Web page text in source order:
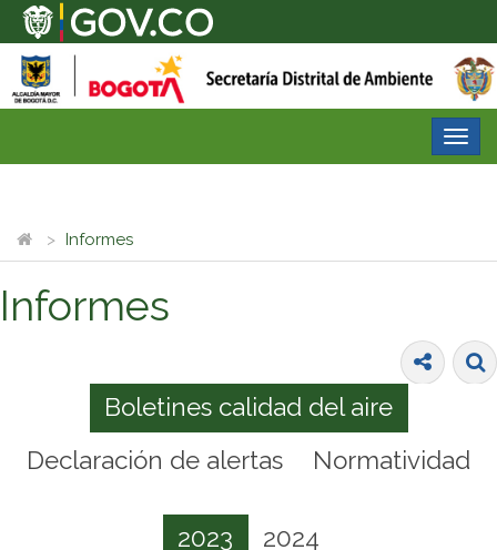
Informes
Informes
Boletines calidad del aire
Declaración de alertas
Normatividad
2023 2024